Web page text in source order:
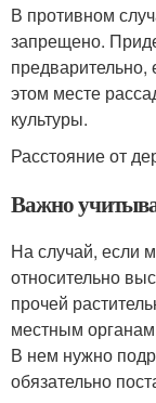
В противном
запрещено.
предварительно,
этом месте
культуры.
Расстояние от
Важно
На случай, если
относительно
прочей
местным
В нем нужно
обязательно